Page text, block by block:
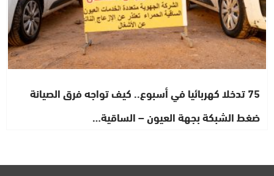
75 تدخلا كهربائيا في أسبوع.. كيف تواجه فرق الصيانة
ضغط الشبكة بجهة العيون – الساقية…